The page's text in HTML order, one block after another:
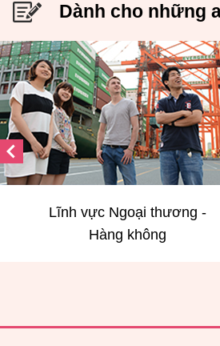
Dành cho những
Lĩnh vực Khách sạn –
Du lịch